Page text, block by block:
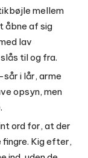
mellem
åbne af sig
lav
til og fra.
i lår, arme
opsyn, men
ord for, at der
Kig efter,